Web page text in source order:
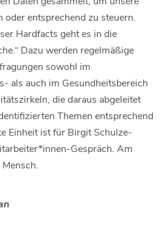
entsprechend zu steuern.
Hardfacts geht es in die
Dazu werden regelmäßige
sowohl im
als auch im Gesundheitsbereich
die daraus abgeleitet
Themen entsprechend
Einheit ist für Birgit Schulze-
Gespräch. Am